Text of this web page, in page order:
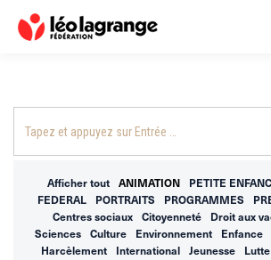
Afficher tout ANIMATION PETITE
FEDERAL
PORTRAITS PROGRAMMES
Centres sociaux
Citoyenneté Droit aux
Sciences
Culture Environnement Enfance
Harcèlement
International Jeunesse